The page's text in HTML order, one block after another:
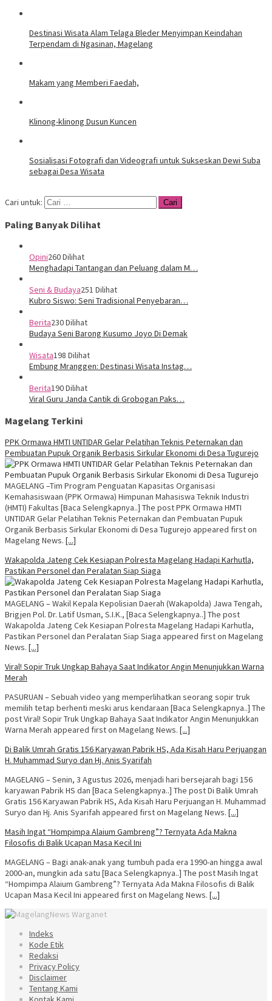
Destinasi Wisata Alam Telaga Bleder Menyimpan Keindahan
Terpendam di Ngasinan, Magelang
Makam yang Memberi Faedah,
Klinong-klinong Dusun Kuncen
Sosialisasi Fotografi dan Videografi untuk Sukseskan Dewi Suba
sebagai Desa Wisata
Cari untuk:
Paling Banyak Dilihat
Opini260 Dilihat
Menghadapi Tantangan dan Peluang dalam M…
Seni & Budaya251 Dilihat
Kubro Siswo: Seni Tradisional Penyebaran…
Berita230 Dilihat
Budaya Seni Barong Kusumo Joyo Di Demak
Wisata198 Dilihat
Embung Mranggen: Destinasi Wisata Instag…
Berita190 Dilihat
Viral Guru Janda Cantik di Grobogan Paks…
Magelang Terkini
PPK Ormawa HMTI UNTIDAR Gelar Pelatihan Teknis Peternakan dan
Pembuatan Pupuk Organik Berbasis Sirkular Ekonomi di Desa Tugurejo
MAGELANG –Tim Program Penguatan Kapasitas Organisasi
Kemahasiswaan (PPK Ormawa) Himpunan Mahasiswa Teknik Industri
(HMTI) Fakultas [Baca Selengkapnya..] The post PPK Ormawa HMTI
UNTIDAR Gelar Pelatihan Teknis Peternakan dan Pembuatan Pupuk
Organik Berbasis Sirkular Ekonomi di Desa Tugurejo appeared first on
Magelang News. [...]
Wakapolda Jateng Cek Kesiapan Polresta Magelang Hadapi Karhutla,
Pastikan Personel dan Peralatan Siap Siaga
MAGELANG – Wakil Kepala Kepolisian Daerah (Wakapolda) Jawa Tengah,
Brigjen Pol. Dr. Latif Usman, S.I.K., [Baca Selengkapnya..] The post
Wakapolda Jateng Cek Kesiapan Polresta Magelang Hadapi Karhutla,
Pastikan Personel dan Peralatan Siap Siaga appeared first on Magelang
News. [...]
Viral! Sopir Truk Ungkap Bahaya Saat Indikator Angin Menunjukkan Warna
Merah
PASURUAN – Sebuah video yang memperlihatkan seorang sopir truk
memilih tetap berhenti meski arus kendaraan [Baca Selengkapnya..] The
post Viral! Sopir Truk Ungkap Bahaya Saat Indikator Angin Menunjukkan
Warna Merah appeared first on Magelang News. [...]
Di Balik Umrah Gratis 156 Karyawan Pabrik HS, Ada Kisah Haru Perjuangan
H. Muhammad Suryo dan Hj. Anis Syarifah
MAGELANG – Senin, 3 Agustus 2026, menjadi hari bersejarah bagi 156
karyawan Pabrik HS dan [Baca Selengkapnya..] The post Di Balik Umrah
Gratis 156 Karyawan Pabrik HS, Ada Kisah Haru Perjuangan H. Muhammad
Suryo dan Hj. Anis Syarifah appeared first on Magelang News. [...]
Masih Ingat “Hompimpa Alaium Gambreng”? Ternyata Ada Makna
Filosofis di Balik Ucapan Masa Kecil Ini
MAGELANG – Bagi anak-anak yang tumbuh pada era 1990-an hingga awal
2000-an, mungkin ada satu [Baca Selengkapnya..] The post Masih Ingat
“Hompimpa Alaium Gambreng”? Ternyata Ada Makna Filosofis di Balik
Ucapan Masa Kecil Ini appeared first on Magelang News. [...]
Indeks
Kode Etik
Redaksi
Privacy Policy
Disclaimer
Tentang Kami